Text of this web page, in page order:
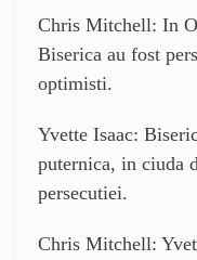
Chris Mitchell: In
Biserica au fost
optimisti.
Yvette Isaac:
puternica, in ciuda
persecutiei.
Chris Mitchell: